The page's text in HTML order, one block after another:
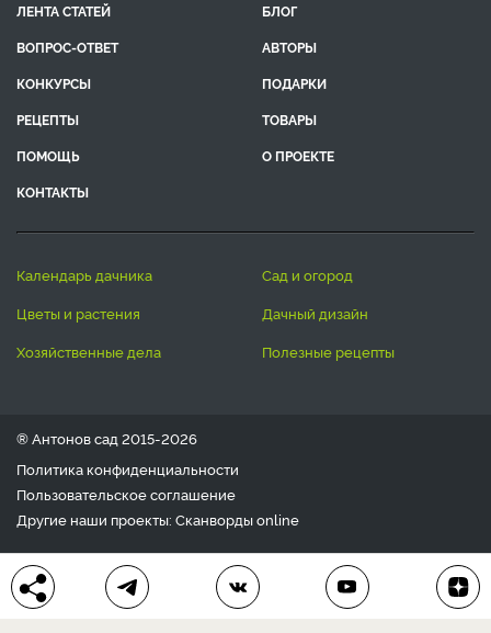
ЛЕНТА СТАТЕЙ
БЛОГ
ВОПРОС-ОТВЕТ
АВТОРЫ
КОНКУРСЫ
ПОДАРКИ
РЕЦЕПТЫ
ТОВАРЫ
ПОМОЩЬ
О ПРОЕКТЕ
КОНТАКТЫ
календарь дачника
сад и огород
цветы и растения
дачный дизайн
хозяйственные дела
полезные рецепты
® Антонов сад 2015-2026
Политика конфиденциальности
Пользовательское соглашение
Другие наши проекты: Сканвордыonline
Любое использование материала допускается только с
письменного согласия редакции